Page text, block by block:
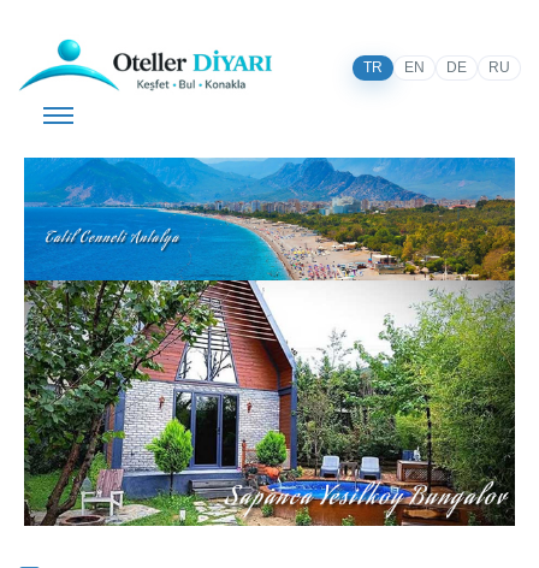
TR EN DE RU